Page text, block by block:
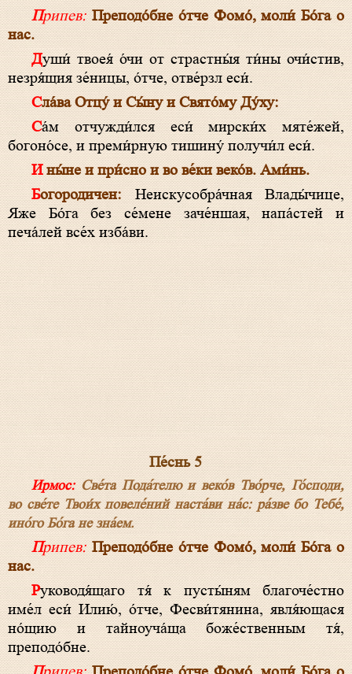
Припев: Преподо́бне о́тче Фомо́, моли́ Бо́га о
нас.
Души́ твоея́ о́чи от страстны́я ти́ны очи́стив,
незря́щия зе́ницы, о́тче, отве́рзл еси́.
Сла́ва Отцу́ и Сы́ну и Свято́му Ду́ху:
Са́м отчужди́лся еси́ мирски́х мяте́жей,
богоно́се, и преми́рную тишину́ получи́л еси́.
И ны́не и при́сно и во ве́ки веко́в. Ами́нь.
Богородичен: Неискусобра́чная Влады́чице,
Яже Бо́га без се́мене заче́ншая, напа́стей и
печа́лей все́х изба́ви.
Пе́снь 5
Ирмос:Све́та Пода́телю и веко́в Тво́рче, Го́споди,
во све́те Твои́х повеле́ний наста́ви на́с: ра́зве бо Тебе́,
ино́го Бо́га не зна́ем.
Припев: Преподо́бне о́тче Фомо́, моли́ Бо́га о
нас.
Руководя́щаго тя́ к пусты́ням благоче́стно
име́л еси́ Илию́, о́тче, Фесви́тянина, явля́ющася
но́щию и тайноуча́ща боже́ственным тя́,
преподо́бне.